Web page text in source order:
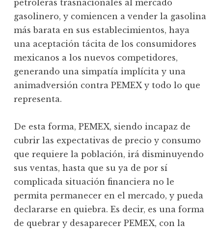
petroleras trasnacionales al mercado
gasolinero, y comiencen a vender la gasolina
más barata en sus establecimientos, haya
una aceptación tácita de los consumidores
mexicanos a los nuevos competidores,
generando una simpatía implícita y una
animadversión contra PEMEX y todo lo que
representa.
De esta forma, PEMEX, siendo incapaz de
cubrir las expectativas de precio y consumo
que requiere la población, irá disminuyendo
sus ventas, hasta que su ya de por sí
complicada situación financiera no le
permita permanecer en el mercado, y pueda
declararse en quiebra. Es decir, es una forma
de quebrar y desaparecer PEMEX, con la